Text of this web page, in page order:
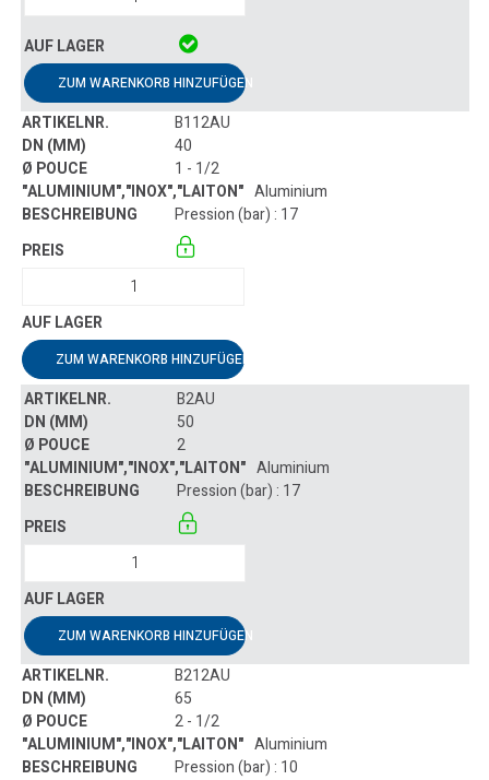
ZUM WARENKORB HINZUFÜGEN
B112AU
40
1 - 1/2
Aluminium
Pression (bar) : 17
ZUM WARENKORB HINZUFÜGEN
B2AU
50
2
Aluminium
Pression (bar) : 17
ZUM WARENKORB HINZUFÜGEN
B212AU
65
2 - 1/2
Aluminium
Pression (bar) : 10